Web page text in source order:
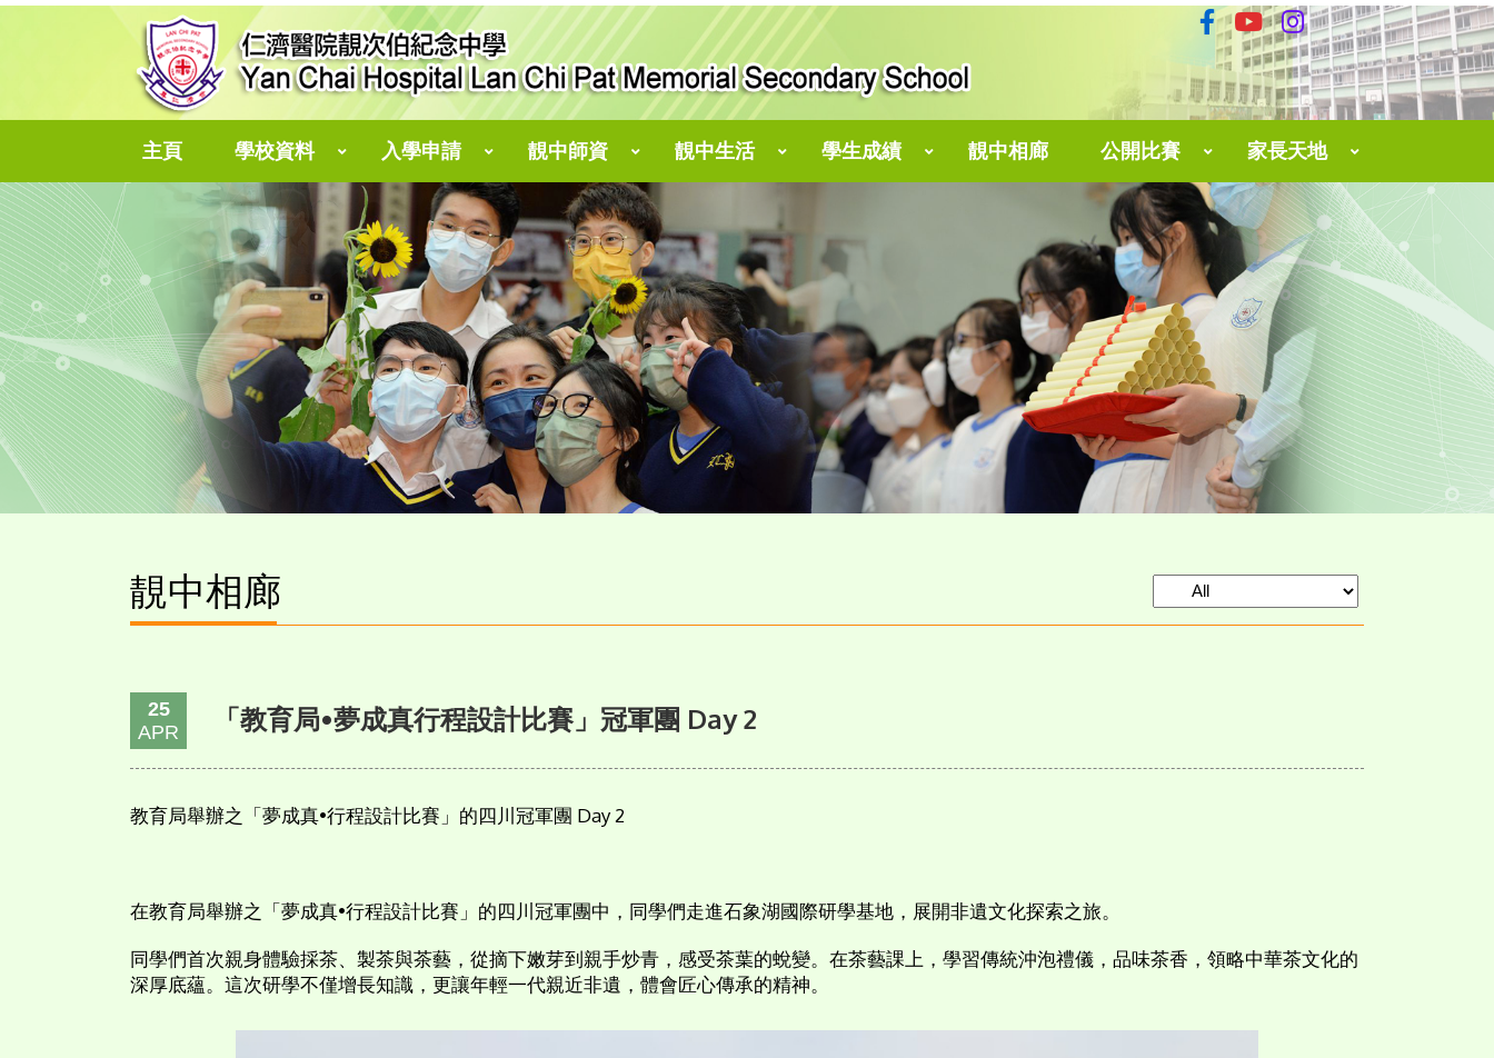
主頁 學校資料 入學申請 靚中師資 靚中生活 學生成績 靚中相廊 公開比賽 家長天地
靚中相廊
25
APR
「教育局•夢成真行程設計比賽」冠軍團 Day 2
教育局舉辦之「夢成真•行程設計比賽」的四川冠軍團 Day 2
在教育局舉辦之「夢成真•行程設計比賽」的四川冠軍團中，同學們走進石象湖國際研學基地，展開非遺文化探索之旅。
同學們首次親身體驗採茶、製茶與茶藝，從摘下嫩芽到親手炒青，感受茶葉的蛻變。在茶藝課上，學習傳統沖泡禮儀，品味茶香，領略中華茶文化的
深厚底蘊。這次研學不僅增長知識，更讓年輕一代親近非遺，體會匠心傳承的精神。